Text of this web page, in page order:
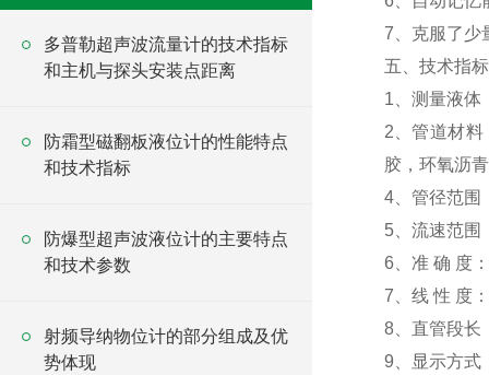
多普勒超声波流量计的技术指标
和主机与探头安装点距离
防霜型磁翻板液位计的性能特点
和技术指标
防爆型超声波液位计的主要特点
和技术参数
射频导纳物位计的部分组成及优
势体现
7、克服了少
五、技术指
1、测量液体
2、管道材
胶，环氧沥
4、管径范围
5、流速范围
6、准 确 度
7、线 性 度
8、直管段长
9、显示方式